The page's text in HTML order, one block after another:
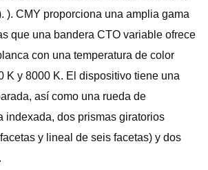
). CMY proporciona una amplia gama
que una bandera CTO variable ofrece
con una temperatura de color
K y 8000 K. El dispositivo tiene una
así como una rueda de
indexada, dos prismas giratorios
y lineal de seis facetas) y dos